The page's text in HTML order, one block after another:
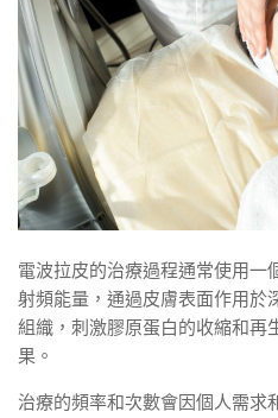
電波拉皮的治療過程通常使用一
射頻能量，通過皮膚表面作用於
組織，刺激膠原蛋白的收縮和再
果。
治療的頻率和次數會因個人需求